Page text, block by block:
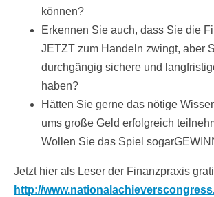
können?
Erkennen Sie auch, dass Sie die
JETZT zum Handeln zwingt, aber
durchgängig sichere und
haben?
Hätten Sie gerne das nötige
ums große Geld erfolgreich
Wollen Sie das Spiel
Jetzt hier als Leser der Finanzpraxis
http://